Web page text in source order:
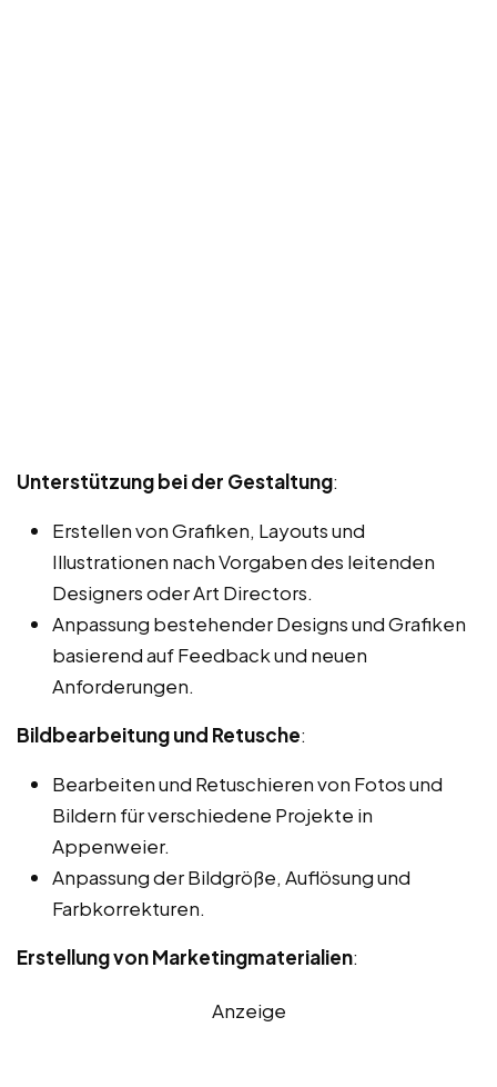
Unterstützung bei der Gestaltung:
Erstellen von Grafiken, Layouts und
Illustrationen nach Vorgaben des leitenden
Designers oder Art Directors.
Anpassung bestehender Designs und Grafiken
basierend auf Feedback und neuen
Anforderungen.
Bildbearbeitung und Retusche:
Bearbeiten und Retuschieren von Fotos und
Bildern für verschiedene Projekte in
Appenweier.
Anpassung der Bildgröße, Auflösung und
Farbkorrekturen.
Erstellung von Marketingmaterialien:
Anzeige